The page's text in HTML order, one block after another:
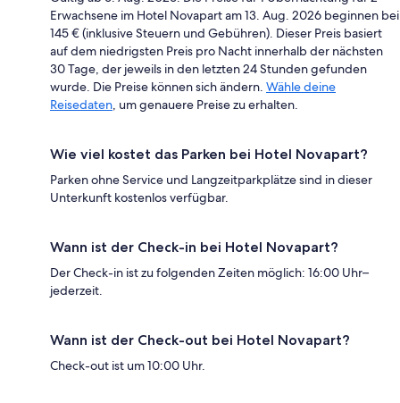
Erwachsene im Hotel Novapart am 13. Aug. 2026 beginnen bei
145 € (inklusive Steuern und Gebühren). Dieser Preis basiert
auf dem niedrigsten Preis pro Nacht innerhalb der nächsten
30 Tage, der jeweils in den letzten 24 Stunden gefunden
wurde. Die Preise können sich ändern. Wähle deine
Reisedaten, um genauere Preise zu erhalten.
Wie viel kostet das Parken bei Hotel Novapart?
Parken ohne Service und Langzeitparkplätze sind in dieser
Unterkunft kostenlos verfügbar.
Wann ist der Check-in bei Hotel Novapart?
Der Check-in ist zu folgenden Zeiten möglich: 16:00 Uhr–
jederzeit.
Wann ist der Check-out bei Hotel Novapart?
Check-out ist um 10:00 Uhr.